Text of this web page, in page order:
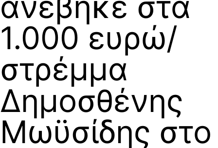
1.000 ευρώ/
στρέμμα
Δημοσθένης
Μωϋσίδης στο